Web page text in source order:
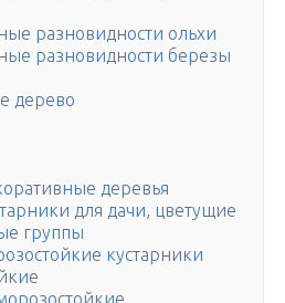
разновидности ольхи
разновидности березы
дерево
деревья
для дачи, цветущие
группы
кустарники